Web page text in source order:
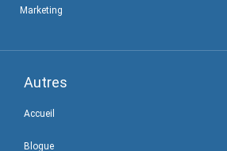
Marketing
Autres
Accueil
Blogue